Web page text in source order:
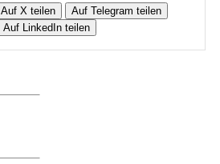
Auf X teilen
Auf Telegram teilen
Auf LinkedIn teilen